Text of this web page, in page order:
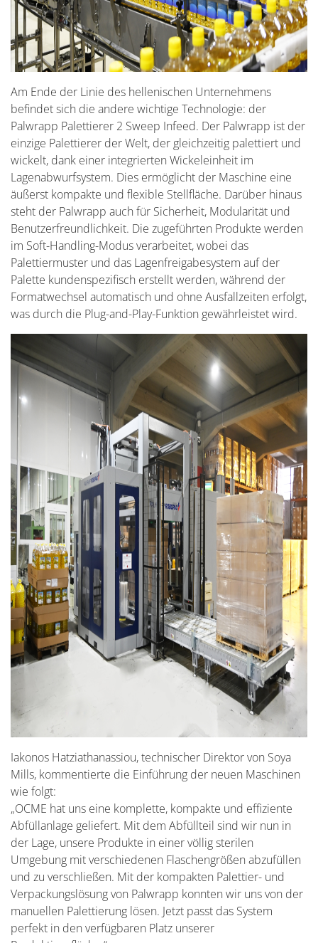
Am Ende der Linie des hellenischen Unternehmens
befindet sich die andere wichtige Technologie: der
Palwrapp Palettierer 2 Sweep Infeed. Der Palwrapp ist der
einzige Palettierer der Welt, der gleichzeitig palettiert und
wickelt, dank einer integrierten Wickeleinheit im
Lagenabwurfsystem. Dies ermöglicht der Maschine eine
äußerst kompakte und flexible Stellfläche. Darüber hinaus
steht der Palwrapp auch für Sicherheit, Modularität und
Benutzerfreundlichkeit. Die zugeführten Produkte werden
im Soft-Handling-Modus verarbeitet, wobei das
Palettiermuster und das Lagenfreigabesystem auf der
Palette kundenspezifisch erstellt werden, während der
Formatwechsel automatisch und ohne Ausfallzeiten erfolgt,
was durch die Plug-and-Play-Funktion gewährleistet wird.
Iakonos Hatziathanassiou, technischer Direktor von Soya
Mills, kommentierte die Einführung der neuen Maschinen
wie folgt:
„OCME hat uns eine komplette, kompakte und effiziente
Abfüllanlage geliefert. Mit dem Abfüllteil sind wir nun in
der Lage, unsere Produkte in einer völlig sterilen
Umgebung mit verschiedenen Flaschengrößen abzufüllen
und zu verschließen. Mit der kompakten Palettier- und
Verpackungslösung von Palwrapp konnten wir uns von der
manuellen Palettierung lösen. Jetzt passt das System
perfekt in den verfügbaren Platz unserer